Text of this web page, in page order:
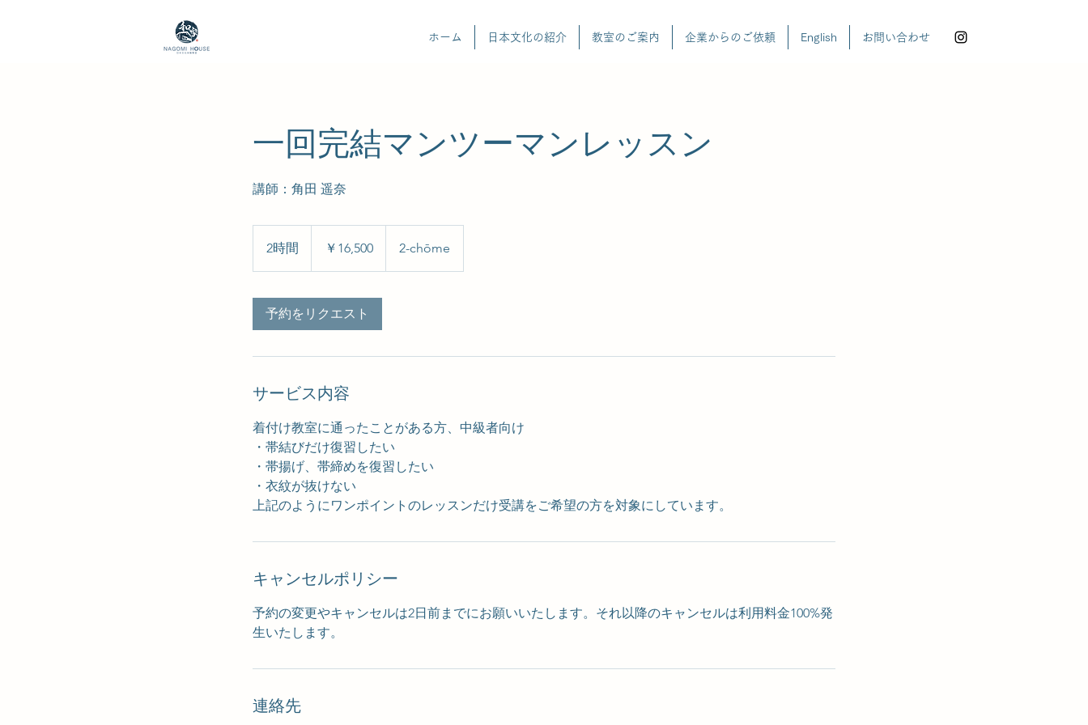
ホーム 日本文化の紹介 教室のご案内 企業からのご依頼 English お問い合わせ
一回完結マンツーマンレッスン
講師：角田 遥奈
2時間
時
￥16,500 2-chōme
予約をリクエスト
サービス内容
着付け教室に通ったことがある方、中級者向け
・帯結びだけ復習したい
・帯揚げ、帯締めを復習したい
・衣紋が抜けない
上記のようにワンポイントのレッスンだけ受講をご希望の方を対象にしています。
キャンセルポリシー
予約の変更やキャンセルは2日前までにお願いいたします。それ以降のキャンセルは利用料金100%発
生いたします。
連絡先